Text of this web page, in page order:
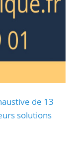
de 13
solutions